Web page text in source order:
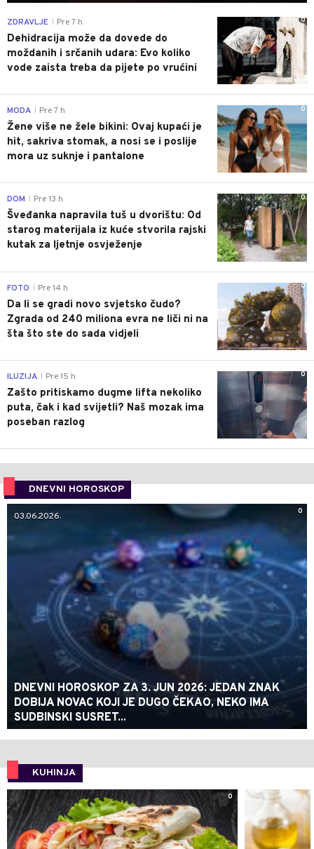
0
ZDRAVLJE Pre 7 h
Dehidracija može da dovede do
moždanih i srčanih udara: Evo koliko
vode zaista treba da pijete po vrućini
0
MODA Pre 7 h
Žene više ne žele bikini: Ovaj kupaći je
hit, sakriva stomak, a nosi se i poslije
mora uz suknje i pantalone
0
DOM Pre 13 h
Šveđanka napravila tuš u dvorištu: Od
starog materijala iz kuće stvorila rajski
kutak za ljetnje osvježenje
0
FOTO Pre 14 h
Da li se gradi novo svjetsko čudo?
Zgrada od 240 miliona evra ne liči ni na
šta što ste do sada vidjeli
0
ILUZIJA Pre 15 h
Zašto pritiskamo dugme lifta nekoliko
puta, čak i kad svijetli? Naš mozak ima
poseban razlog
DNEVNI HOROSKOP
0
03.06.2026.
DNEVNI HOROSKOP ZA 3. JUN 2026: JEDAN ZNAK
DOBIJA NOVAC KOJI JE DUGO ČEKAO, NEKO IMA
SUDBINSKI SUSRET...
KUHINJA
0